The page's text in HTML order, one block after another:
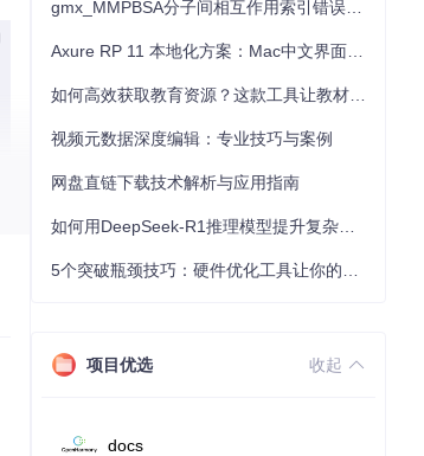
视频元数据深度编辑：专业技巧与案例
网盘直链下载技术解析与应用指南
项目优选 收起
docs